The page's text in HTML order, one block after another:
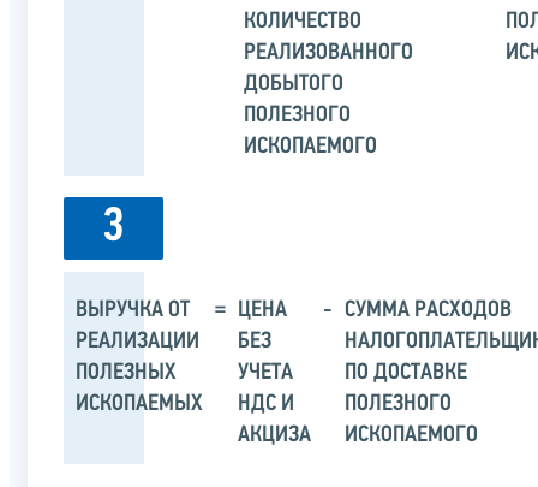
КОЛИЧЕСТВО
РЕАЛИЗОВАННОГО
ДОБЫТОГО
ПОЛЕЗНОГО
ИСКОПАЕМОГО
3
ВЫРУЧКА ОТ
РЕАЛИЗАЦИИ
ПОЛЕЗНЫХ
ИСКОПАЕМЫХ
= ЦЕНА
БЕЗ
УЧЕТА
НДС И
АКЦИЗА
-
СУММА РАСХОДОВ
ПО ДОСТАВКЕ
ПОЛЕЗНОГО
ИСКОПАЕМОГО